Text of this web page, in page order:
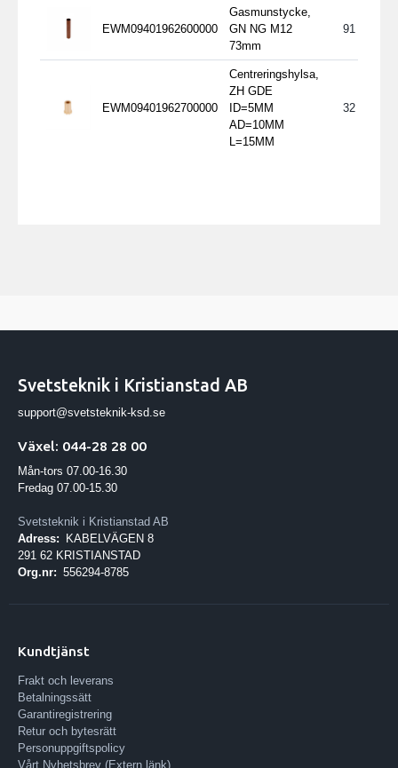
EWM09401962600000
Gasmunstycke,
GN NG M12
73mm
91
EWM09401962700000
Centreringshylsa,
ZH GDE
ID=5MM
AD=10MM
L=15MM
32
Svetsteknik i Kristianstad AB
support@svetsteknik-ksd.se
Växel: 044-28 28 00
Mån-tors 07.00-16.30
Fredag 07.00-15.30
Svetsteknik i Kristianstad AB
Adress:
KABELVÄGEN 8
291 62 KRISTIANSTAD
Org.nr: 556294-8785
Kundtjänst
Frakt och leverans
Betalningssätt
Garantiregistrering
Retur och bytesrätt
Personuppgiftspolicy
Vårt Nyhetsbrev (Extern länk)